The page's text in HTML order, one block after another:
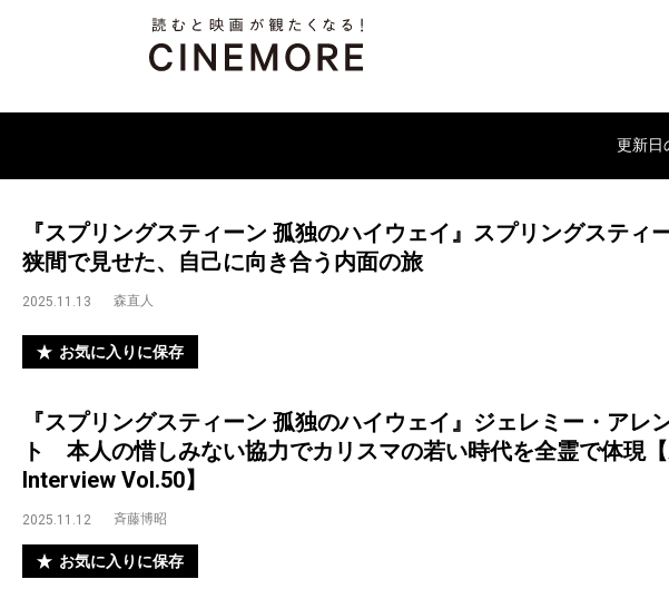
『スプリングスティーン 孤独のハイウェイ』スプリングスティ
狭間で見せた、自己に向き合う内面の旅
2025.11.13 森直人
お気に入りに保存
『スプリングスティーン 孤独のハイウェイ』ジェレミー・アレ
ト 本人の惜しみない協力でカリスマの若い時代を全霊で体現
Interview Vol.50】
2025.11.12 斉藤博昭
お気に入りに保存